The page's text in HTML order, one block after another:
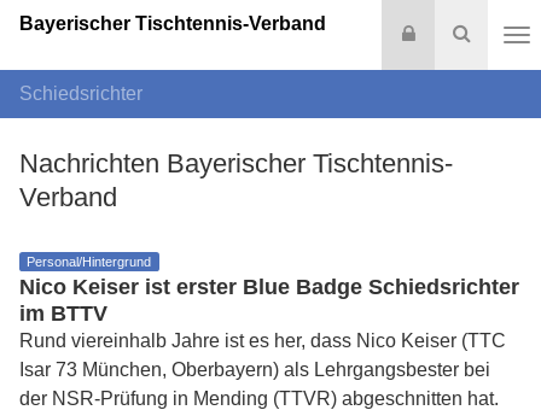
Suche
Login
Bayerischer Tischtennis-Verband
Schiedsrichter
Nachrichten Bayerischer Tischtennis-
Verband
Personal/Hintergrund
Nico Keiser ist erster Blue Badge Schiedsrichter
im BTTV
Rund viereinhalb Jahre ist es her, dass Nico Keiser (TTC
Isar 73 München, Oberbayern) als Lehrgangsbester bei
der NSR-Prüfung in Mending (TTVR) abgeschnitten hat.